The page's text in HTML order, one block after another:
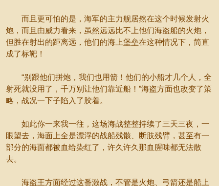
而且更可怕的是，海军的主力舰居然在这个时候发射火
炮，而且由威力看来，虽然远远比不上他们海盗船的火炮，
但胜在射出的距离远，他们的海上堡垒在这种情况下，简直
成了标靶！
“别跟他们拼炮，我们也用箭！他们的小船才几个人，全
射死就没用了，千万别让他们靠近船！”海盗方面也改变了策
略，战况一下子陷入了胶着。
如此你一来我一往，这场海战整整持续了三天三夜，一
眼望去，海面上全是漂浮的战船残骸、断肢残臂，甚至有一
部分的海面都被血给染红了，许久许久那血腥味都无法散
去。
海盗王方面经过这番激战，不管是火炮、弓箭还是船上